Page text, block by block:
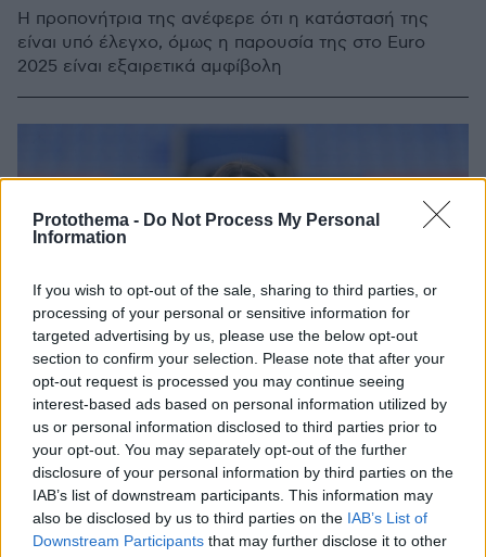
Protothema - Do Not Process My Personal
Information
If you wish to opt-out of the sale, sharing to third parties, or
processing of your personal or sensitive information for
targeted advertising by us, please use the below opt-out
section to confirm your selection. Please note that after your
opt-out request is processed you may continue seeing
interest-based ads based on personal information utilized by
us or personal information disclosed to third parties prior to
your opt-out. You may separately opt-out of the further
disclosure of your personal information by third parties on the
IAB’s list of downstream participants. This information may
also be disclosed by us to third parties on the IAB’s List of
Downstream Participants that may further disclose it to other
Η προπονήτρια της ανέφερε ότι η κατάστασή της
είναι υπό έλεγχο, όμως η παρουσία της στο Euro
2025 είναι εξαιρετικά αμφίβολη